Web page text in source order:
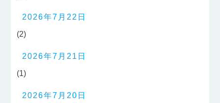
2026年7月22日
(2)
2026年7月21日
(1)
2026年7月20日